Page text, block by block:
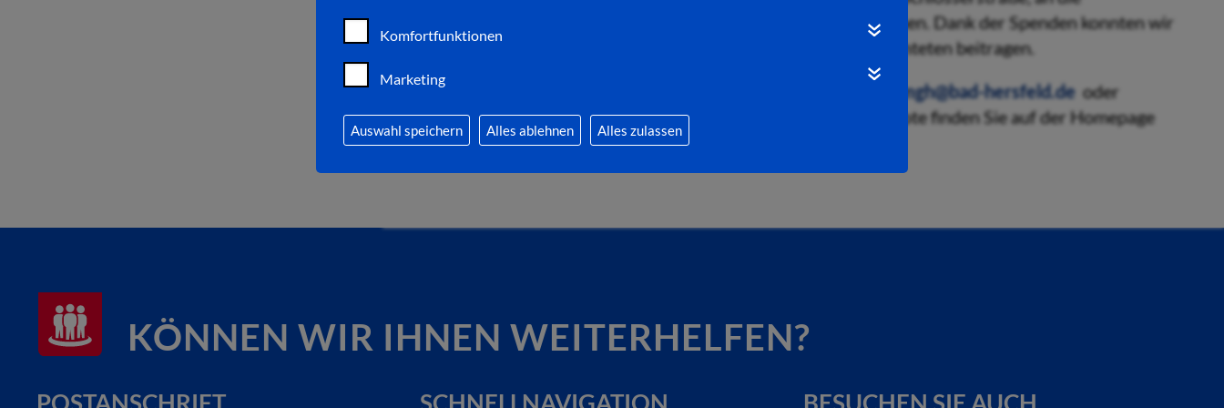
Komfortfunktionen
Marketing
Auswahl speichern Alles ablehnen Alles zulassen
Gemeinschaftsunterkunft Berliner Straße und an Privatpersonen. Dank der Spenden konnten wir
einen kleinen Beitrag zur aktuellen Lebenssituation der Geflüchteten beitragen.
Das Mehrgenerationenhaus Dippelmühle ist per E-Mail unter
mgh@bad-hersfeld.de oder
telefonisch unter 06621 409 66 15 erreichbar. Unsere Angebote finden Sie auf der Homepage
https://www.dippelmuehle.de/
KÖNNEN WIR IHNEN WEITERHELFEN?